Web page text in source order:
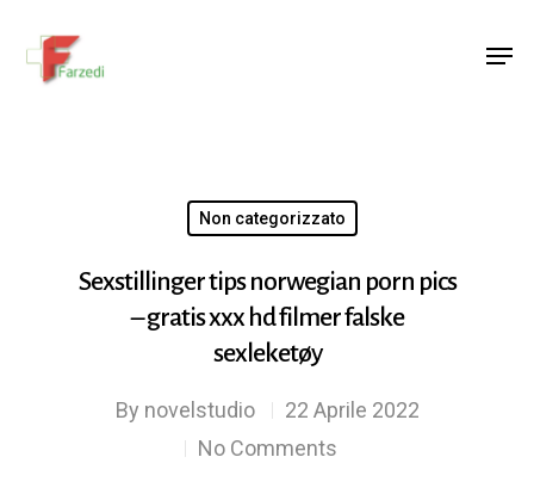
Non categorizzato
Sexstillinger tips norwegian porn pics
– gratis xxx hd filmer falske
sexleketøy
By novelstudio
22 Aprile 2022
No Comments